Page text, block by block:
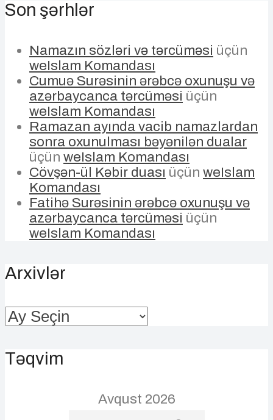
Son şərhlər
Namazın sözləri və tərcüməsi üçün
weIslam Komandası
Cumuə Surəsinin ərəbcə oxunuşu və
azərbaycanca tərcüməsi üçün
weIslam Komandası
Ramazan ayında vacib namazlardan
sonra oxunulması bəyənilən dualar
üçün weIslam Komandası
Cövşən-ül Kəbir duası üçün weIslam
Komandası
Fatihə Surəsinin ərəbcə oxunuşu və
azərbaycanca tərcüməsi üçün
weIslam Komandası
Arxivlər
Arxivlər
Təqvim
Avqust 2026